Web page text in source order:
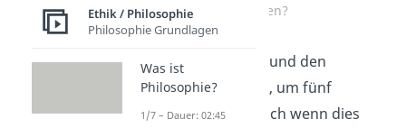
entscheiden?
Würdest du eingreifen
und den
Weichenhebel umlegen, um fünf
Menschen zu retten, auch wenn dies
Ethik / Philosophie
Philosophie Grundlagen
Was ist
Philosophie?
1/7 – Dauer: 02:45